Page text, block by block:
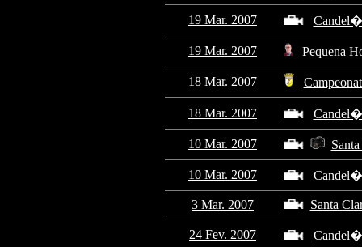
19 Mar. 2007
19 Mar. 2007 Pequena
18 Mar. 2007
18 Mar. 2007
10 Mar. 2007
10 Mar. 2007
3 Mar. 2007 Santa
24 Fev. 2007